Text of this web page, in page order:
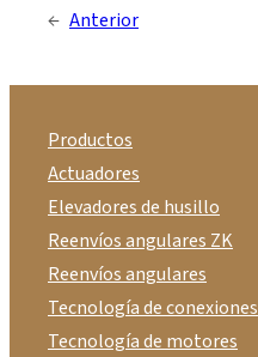
← Anterior
Productos
Actuadores
Elevadores de husillo
Reenvíos angulares ZK
Reenvíos angulares
Tecnología de conexiones
Tecnología de motores